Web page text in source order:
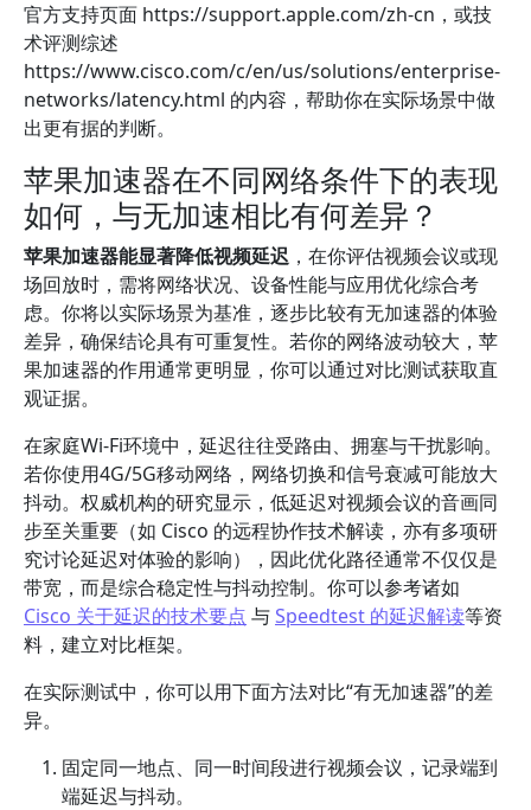
官方支持页面 https://support.apple.com/zh-cn，或技
术评测综述
https://www.cisco.com/c/en/us/solutions/enterprise-
networks/latency.html 的内容，帮助你在实际场景中做
出更有据的判断。
苹果加速器在不同网络条件下的表现
如何，与无加速相比有何差异？
苹果加速器能显著降低视频延迟 ，在你评估视频会议或现
场回放时，需将网络状况、设备性能与应用优化综合考
虑。你将以实际场景为基准，逐步比较有无加速器的体验
差异，确保结论具有可重复性。若你的网络波动较大，苹
果加速器的作用通常更明显，你可以通过对比测试获取直
观证据。
在家庭Wi‑Fi环境中，延迟往往受路由、拥塞与干扰影响。
若你使用4G/5G移动网络，网络切换和信号衰减可能放大
抖动。权威机构的研究显示，低延迟对视频会议的音画同
步至关重要（如 Cisco 的远程协作技术解读，亦有多项研
究讨论延迟对体验的影响），因此优化路径通常不仅仅是
带宽，而是综合稳定性与抖动控制。你可以参考诸如
Cisco 关于延迟的技术要点 与Speedtest 的延迟解读等资
料，建立对比框架。
在实际测试中，你可以用下面方法对比“有无加速器”的差
异。
固定同一地点、同一时间段进行视频会议，记录端到
端延迟与抖动。